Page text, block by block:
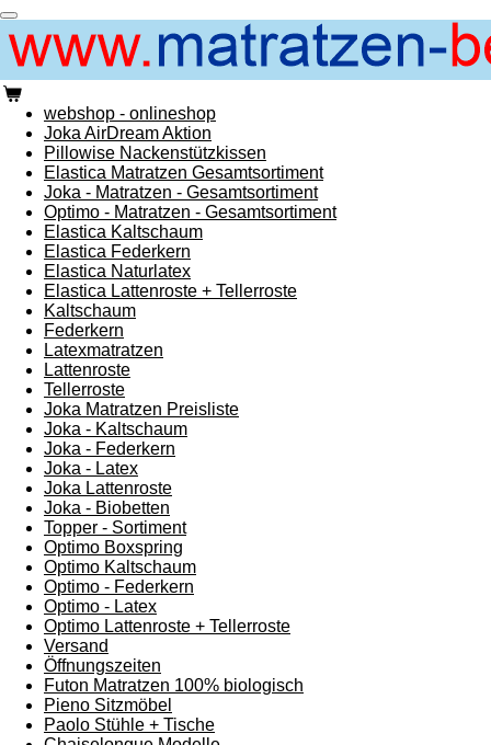
Zum
Hauptinhalt
springen
webshop - onlineshop
Joka AirDream Aktion
Pillowise Nackenstützkissen
Elastica Matratzen Gesamtsortiment
Joka - Matratzen - Gesamtsortiment
Optimo - Matratzen - Gesamtsortiment
Elastica Kaltschaum
Elastica Federkern
Elastica Naturlatex
Elastica Lattenroste + Tellerroste
Kaltschaum
Federkern
Latexmatratzen
Lattenroste
Tellerroste
Joka Matratzen Preisliste
Joka - Kaltschaum
Joka - Federkern
Joka - Latex
Joka Lattenroste
Joka - Biobetten
Topper - Sortiment
Optimo Boxspring
Optimo Kaltschaum
Optimo - Federkern
Optimo - Latex
Optimo Lattenroste + Tellerroste
Versand
Öffnungszeiten
Futon Matratzen 100% biologisch
Pieno Sitzmöbel
Paolo Stühle + Tische